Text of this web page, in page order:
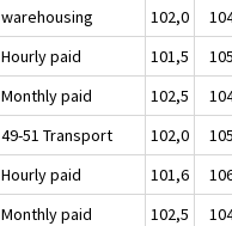
warehousing
102,0
Hourly paid
101,5
Monthly paid
102,5
49-51 Transport
102,0
Hourly paid
101,6
Monthly paid
102,5